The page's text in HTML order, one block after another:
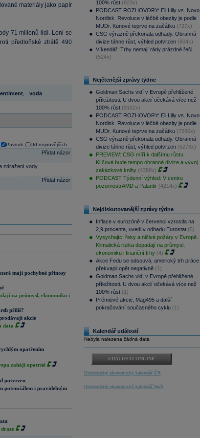
materiály jako papír
71 milionů lidí. Loni se
předloňské ztrátě 490
, voda
Pavouk Od nejnovějších
Přidat názor
zdražení vody
Přidat názor
mají pochybné přínosy
na průmysl, ekonomiku i
příliš?
akcie
data
opatřením
zahájí opatrně
potvrzen
potenciálem i pravidelným
100% růst (923x)
PODCAST ROZHOVORY: Eli Lilly vs. Novo
Nordisk. Revoluce v léčbě obezity je podle
MUDr. Kunové teprve na začátku (727x)
CSG výrazně překonala odhady. Obranná
divize táhne růst, výhled potvrzen (604x)
Víkendář: Trhy nemají rády prázdné řeči
(524x)
Nejčtenější zprávy týdne
Goldman Sachs vidí v Evropě přehlížené
příležitosti. U dvou akcií očekává více než
100% růst (9152x)
PODCAST ROZHOVORY: Eli Lilly vs. Novo
Nordisk. Revoluce v léčbě obezity je podle
MUDr. Kunové teprve na začátku (7260x)
CSG výrazně překonala odhady. Obranná
divize táhne růst, výhled potvrzen (5278x)
PREVIEW: CSG míří k dalšímu růstu.
Klíčové bude tempo obranné divize a vývoj
zakázkové knihy (4389x)
PODCAST Týdenní výhled: V centru
pozornosti AMD a Palantir (4214x)
Nejdiskutovanější zprávy týdne
Inflace v eurozóně v červenci vzrostla na
2,9 procenta, uvedl v odhadu Eurostat (5)
Vysychající řeky a ničivé požáry v Evropě.
Klimatická rizika dopadají na průmysl,
ekonomiku i finanční trhy (4)
Akce Fedu se odsouvá, americký trh práce
překvapil opět negativně (1)
Goldman Sachs vidí v Evropě přehlížené
příležitosti. U dvou akcií očekává více než
100% růst (1)
Prémiové akcie, Mag495 a další
pokračování současného cyklu (1)
Kalendář událostí
Nebyla nalezena žádná data
UDÁLOSTI ONLINE
Dlouhodobý ekonomický kalendář ČR
Dlouhodobý ekonomický kalendář Svět